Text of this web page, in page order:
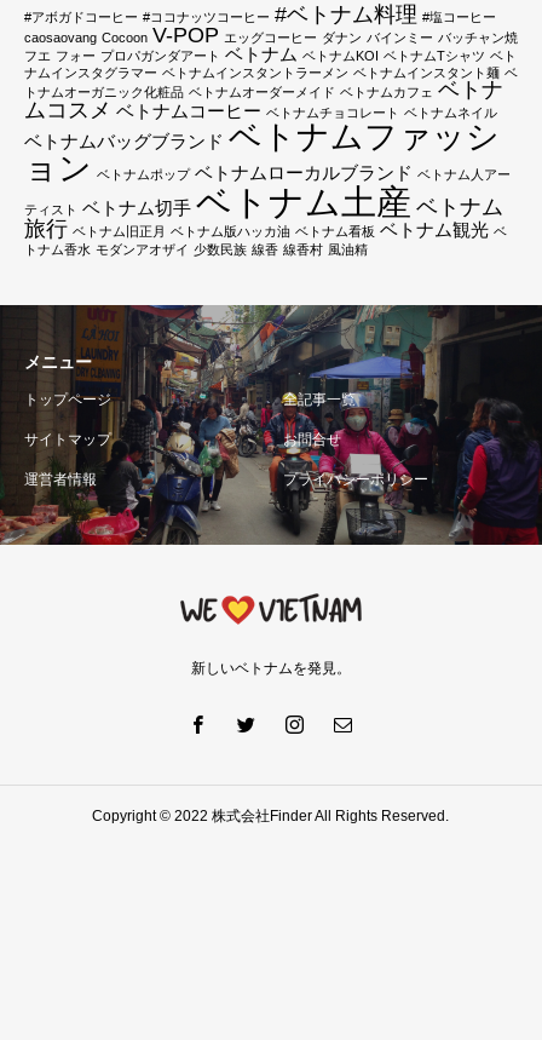
#アボガドコーヒー #ココナッツコーヒー #ベトナム料理 #塩コーヒー
caosaovang Cocoon V-POP エッグコーヒー ダナン バインミー バッチャン焼
フエ フォー プロパガンダアート ベトナム ベトナムKOI ベトナムTシャツ ベト
ナムインスタグラマー ベトナムインスタントラーメン ベトナムインスタント麺 ベ
トナムオーガニック化粧品 ベトナムオーダーメイド ベトナムカフェ ベトナ
ムコスメ ベトナムコーヒー ベトナムチョコレート ベトナムネイル
ベトナムバッグブランド ベトナムファッシ
ョン ベトナムポップ ベトナムローカルブランド ベトナム人アー
ティスト ベトナム切手 ベトナム土産 ベトナム
旅行 ベトナム旧正月 ベトナム版ハッカ油 ベトナム看板 ベトナム観光 ベ
トナム香水 モダンアオザイ 少数民族 線香 線香村 風油精
メニュー
トップページ 全記事一覧
サイトマップ お問合せ
運営者情報 プライバシーポリシー
新しいベトナムを発見。
Copyright © 2022 株式会社Finder All Rights Reserved.